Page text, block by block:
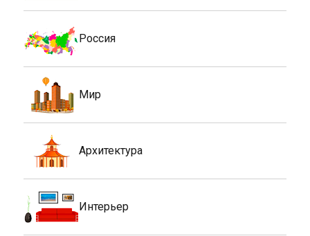
Россия
Мир
Архитектура
Интерьер